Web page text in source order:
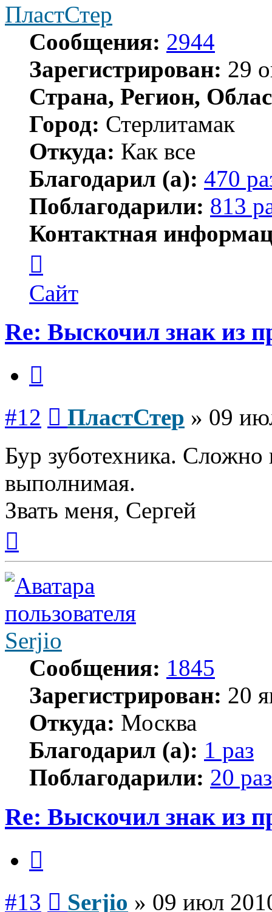
ПластСтер
Сообщения: 2944
Зарегистрирован: 29
Страна, Регион,
Город: Стерлитамак
Откуда: Как все
Благодарил (а): 470
Поблагодарили: 813
Контактная
пользователя
ПластСтер
Сайт
Re: Выскочил знак из
#12 ПластСтер » 09
Бур зуботехника.
выполнимая.
Звать меня, Сергей
началу
Serjio
Сообщения: 1845
Зарегистрирован: 20
Откуда: Москва
Благодарил (а): 1 раз
Поблагодарили: 20 раз
Re: Выскочил знак из
#13 Serjio » 09 июл